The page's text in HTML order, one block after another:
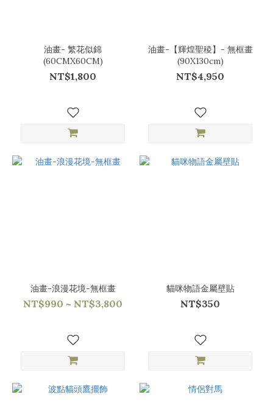
油畫- 繁花似錦
(60CMX60CM)
NT$1,800
油畫-【輝煌聖稜】- 無框畫
(90X130cm)
NT$4,950
油畫-浪漫花境-無框畫
NT$990 ~ NT$3,800
貓咪物語金屬壁貼
NT$350